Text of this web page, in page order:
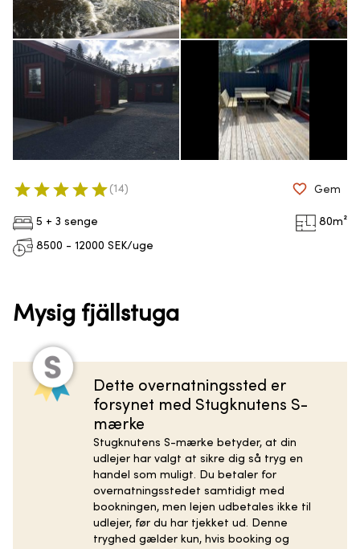
5 + 3 senge 80m²
8500 - 12000 SEK/uge
( 14 ) Gem
Mysig fjällstuga
Dette overnatningssted er
forsynet med Stugknutens S-
mærke
Stugknutens S-mærke betyder, at din
udlejer har valgt at sikre dig så tryg en
handel som muligt. Du betaler for
overnatningsstedet samtidigt med
bookningen, men lejen udbetales ikke til
udlejer, før du har tjekket ud. Denne
tryghed gælder kun, hvis booking og